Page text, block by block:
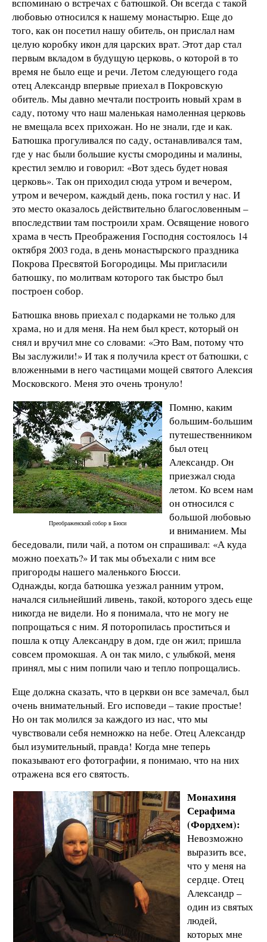
вспоминаю о встречах с батюшкой. Он всегда с такой
любовью относился к нашему монастырю. Еще до
того, как он посетил нашу обитель, он прислал нам
целую коробку икон для царских врат. Этот дар стал
первым вкладом в будущую церковь, о которой в то
время не было еще и речи. Летом следующего года
отец Александр впервые приехал в Покровскую
обитель. Мы давно мечтали построить новый храм в
саду, потому что наш маленькая намоленная церковь
не вмещала всех прихожан. Но не знали, где и как.
Батюшка прогуливался по саду, останавливался там,
где у нас были большие кусты смородины и малины,
крестил землю и говорил: «Вот здесь будет новая
церковь». Так он приходил сюда утром и вечером,
утром и вечером, каждый день, пока гостил у нас. И
это место оказалось действительно благословенным –
впоследствии там построили храм. Освящение нового
храма в честь Преображения Господня состоялось 14
октября 2003 года, в день монастырского праздника
Покрова Пресвятой Богородицы. Мы пригласили
батюшку, по молитвам которого так быстро был
построен собор.
Батюшка вновь приехал с подарками не только для
храма, но и для меня. На нем был крест, который он
снял и вручил мне со словами: «Это Вам, потому что
Вы заслужили!» И так я получила крест от батюшки, с
вложенными в него частицами мощей святого Алексия
Московского. Меня это очень тронуло!
Преображенский собор в Бюси
Помню, каким
большим-большим
путешественником
был отец
Александр. Он
приезжал сюда
летом. Ко всем нам
он относился с
большой любовью
и вниманием. Мы
беседовали, пили чай, а потом он спрашивал: «А куда
можно поехать?» И так мы объехали с ним все
пригороды нашего маленького Бюсси.
Однажды, когда батюшка уезжал ранним утром,
начался сильнейший ливень, такой, которого здесь еще
никогда не видели. Но я понимала, что не могу не
попрощаться с ним. Я поторопилась проститься и
пошла к отцу Александру в дом, где он жил; пришла
совсем промокшая. А он так мило, с улыбкой, меня
принял, мы с ним попили чаю и тепло попрощались.
Еще должна сказать, что в церкви он все замечал, был
очень внимательный. Его исповеди – такие простые!
Но он так молился за каждого из нас, что мы
чувствовали себя немножко на небе. Отец Александр
был изумительный, правда! Когда мне теперь
показывают его фотографии, я понимаю, что на них
отражена вся его святость.
Монахиня
Серафима
(Фордхем):
Невозможно
выразить все,
что у меня на
сердце. Отец
Александр –
один из святых
людей,
которых мне